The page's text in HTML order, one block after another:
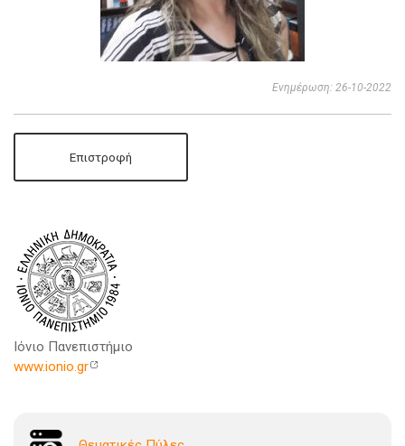
Ενημέρωση: 26-10-2022
Επιστροφή
Ιόνιο Πανεπιστήμιο
www.ionio.gr